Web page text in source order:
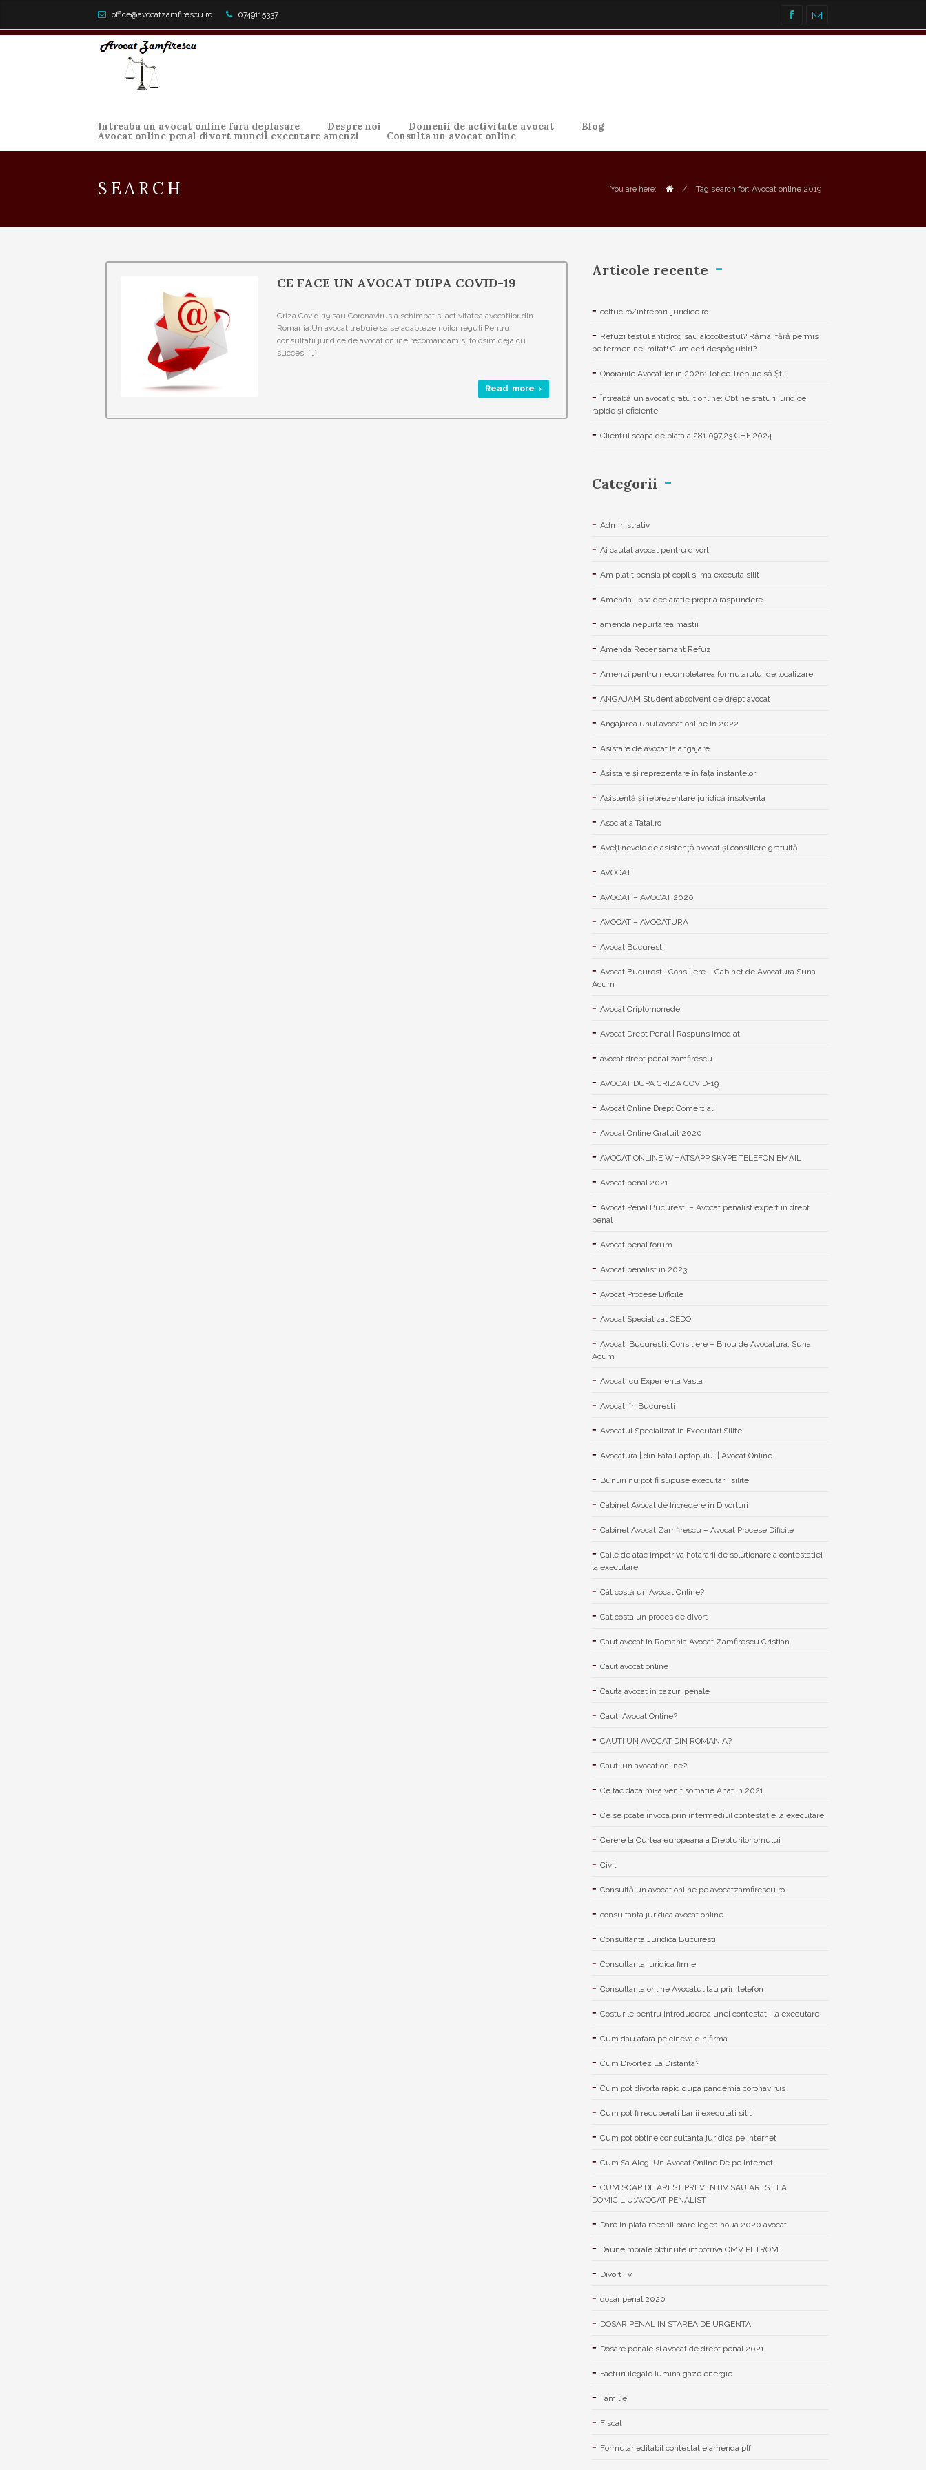
office@avocatzamfirescu.ro 0749115337
Intreaba un avocat online fara deplasare Despre noi Domenii de activitate avocat Blog
Avocat online penal divort muncii executare amenzi Consulta un avocat online
SEARCH You are here: / Tag search for: Avocat online 2019
CE FACE UN AVOCAT DUPA COVID-19
Criza Covid-19 sau Coronavirus a schimbat si activitatea avocatilor din
Romania.Un avocat trebuie sa se adapteze noilor reguli Pentru
consultatii juridice de avocat online recomandam si folosim deja cu
succes: […]
Read more ›
Articole recente
coltuc.ro/intrebari-juridice.ro
Refuzi testul antidrog sau alcooltestul? Rămâi fără permis
pe termen nelimitat! Cum ceri despăgubiri?
Onorariile Avocaților în 2026: Tot ce Trebuie să Știi
Întreabă un avocat gratuit online: Obține sfaturi juridice
rapide și eficiente
Clientul scapa de plata a 281.097,23 CHF.2024
Categorii
Administrativ
Ai cautat avocat pentru divort
Am platit pensia pt copil si ma executa silit
Amenda lipsa declaratie propria raspundere
amenda nepurtarea mastii
Amenda Recensamant Refuz
Amenzi pentru necompletarea formularului de localizare
ANGAJAM Student absolvent de drept avocat
Angajarea unui avocat online in 2022
Asistare de avocat la angajare
Asistare și reprezentare în fața instanțelor
Asistență și reprezentare juridică insolventa
Asociatia Tatal.ro
Aveţi nevoie de asistenţă avocat şi consiliere gratuită
AVOCAT
AVOCAT – AVOCAT 2020
AVOCAT – AVOCATURA
Avocat Bucuresti
Avocat Bucuresti. Consiliere – Cabinet de Avocatura Suna
Acum
Avocat Criptomonede
Avocat Drept Penal | Raspuns Imediat
avocat drept penal zamfirescu
AVOCAT DUPA CRIZA COVID-19
Avocat Online Drept Comercial
Avocat Online Gratuit 2020
AVOCAT ONLINE WHATSAPP SKYPE TELEFON EMAIL
Avocat penal 2021
Avocat Penal Bucuresti – Avocat penalist expert in drept
penal
Avocat penal forum
Avocat penalist in 2023
Avocat Procese Dificile
Avocat Specializat CEDO
Avocati Bucuresti. Consiliere – Birou de Avocatura. Suna
Acum
Avocati cu Experienta Vasta
Avocati în Bucuresti
Avocatul Specializat in Executari Silite
Avocatura | din Fata Laptopului | Avocat Online
Bunuri nu pot fi supuse executarii silite
Cabinet Avocat de Incredere in Divorturi
Cabinet Avocat Zamfirescu – Avocat Procese Dificile
Caile de atac impotriva hotararii de solutionare a contestatiei
la executare
Cât costă un Avocat Online?
Cat costa un proces de divort
Caut avocat in Romania Avocat Zamfirescu Cristian
Caut avocat online
Cauta avocat in cazuri penale
Cauti Avocat Online?
CAUTI UN AVOCAT DIN ROMANIA?
Cauti un avocat online?
Ce fac daca mi-a venit somatie Anaf in 2021
Ce se poate invoca prin intermediul contestatie la executare
Cerere la Curtea europeana a Drepturilor omului
Civil
Consultă un avocat online pe avocatzamfirescu.ro
consultanta juridica avocat online
Consultanta Juridica Bucuresti
Consultanta juridica firme
Consultanta online Avocatul tau prin telefon
Costurile pentru introducerea unei contestatii la executare
Cum dau afara pe cineva din firma
Cum Divortez La Distanta?
Cum pot divorta rapid dupa pandemia coronavirus
Cum pot fi recuperati banii executati silit
Cum pot obtine consultanta juridica pe internet
Cum Sa Alegi Un Avocat Online De pe Internet
CUM SCAP DE AREST PREVENTIV SAU AREST LA
DOMICILIU:AVOCAT PENALIST
Dare in plata reechilibrare legea noua 2020 avocat
Daune morale obtinute impotriva OMV PETROM
Divort Tv
dosar penal 2020
DOSAR PENAL IN STAREA DE URGENTA
Dosare penale si avocat de drept penal 2021
Facturi ilegale lumina gaze energie
Familiei
Fiscal
Formular editabil contestatie amenda plf